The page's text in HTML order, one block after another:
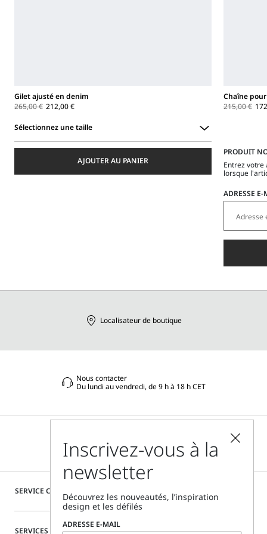
Gilet ajusté en denim
265,00 € 212,00 €
Sélectionnez une taille
AJOUTER AU PANIER
Chaîne
215,00 €
PRODUIT
Entrez votre
lorsque
ADRESSE
SERVICE CLIENTÈLE
SERVICES SPÉCIAUX
Localisateur de boutique
Nous contacter
Du lundi au vendredi, de 9 h à 18 h CET
Inscrivez-vous à la
newsletter
Découvrez les nouveautés, l’inspiration
design et les défilés
ADRESSE E-MAIL